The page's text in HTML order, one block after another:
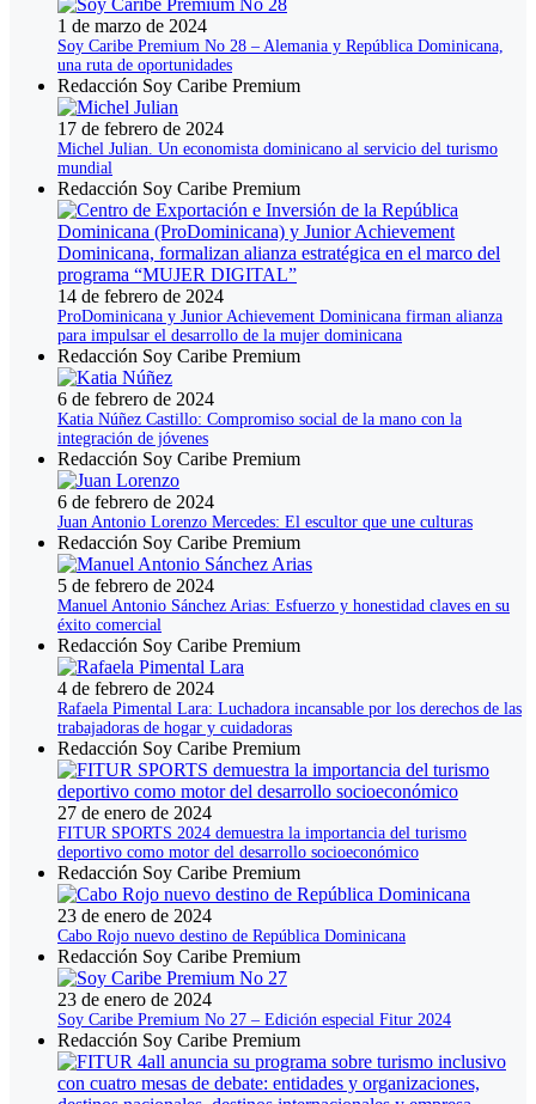
1 de marzo de 2024
Soy Caribe Premium No 28 – Alemania y República Dominicana,
una ruta de oportunidades
Redacción Soy Caribe Premium
17 de febrero de 2024
Michel Julian. Un economista dominicano al servicio del turismo
mundial
Redacción Soy Caribe Premium
14 de febrero de 2024
ProDominicana y Junior Achievement Dominicana firman alianza
para impulsar el desarrollo de la mujer dominicana
Redacción Soy Caribe Premium
6 de febrero de 2024
Katia Núñez Castillo: Compromiso social de la mano con la
integración de jóvenes
Redacción Soy Caribe Premium
6 de febrero de 2024
Juan Antonio Lorenzo Mercedes: El escultor que une culturas
Redacción Soy Caribe Premium
5 de febrero de 2024
Manuel Antonio Sánchez Arias: Esfuerzo y honestidad claves en su
éxito comercial
Redacción Soy Caribe Premium
4 de febrero de 2024
Rafaela Pimental Lara: Luchadora incansable por los derechos de las
trabajadoras de hogar y cuidadoras
Redacción Soy Caribe Premium
27 de enero de 2024
FITUR SPORTS 2024 demuestra la importancia del turismo
deportivo como motor del desarrollo socioeconómico
Redacción Soy Caribe Premium
23 de enero de 2024
Cabo Rojo nuevo destino de República Dominicana
Redacción Soy Caribe Premium
23 de enero de 2024
Soy Caribe Premium No 27 – Edición especial Fitur 2024
Redacción Soy Caribe Premium